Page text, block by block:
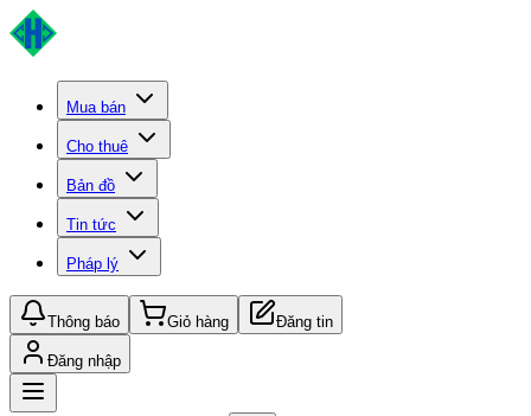
Mua bán
Cho thuê
Bản đồ
Tin tức
Pháp lý
Thông báo Giỏ hàng Đăng tin
Đăng nhập